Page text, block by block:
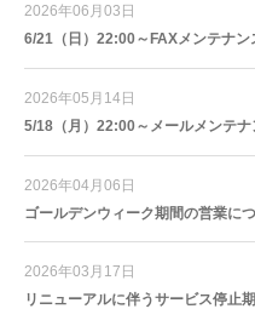
2026年06月03日
6/21（日）22:00～FAXメンテナン
2026年05月14日
5/18（月）22:00～メールメンテ
2026年04月06日
ゴールデンウィーク期間の営業に
2026年03月17日
リニューアルに伴うサービス停止